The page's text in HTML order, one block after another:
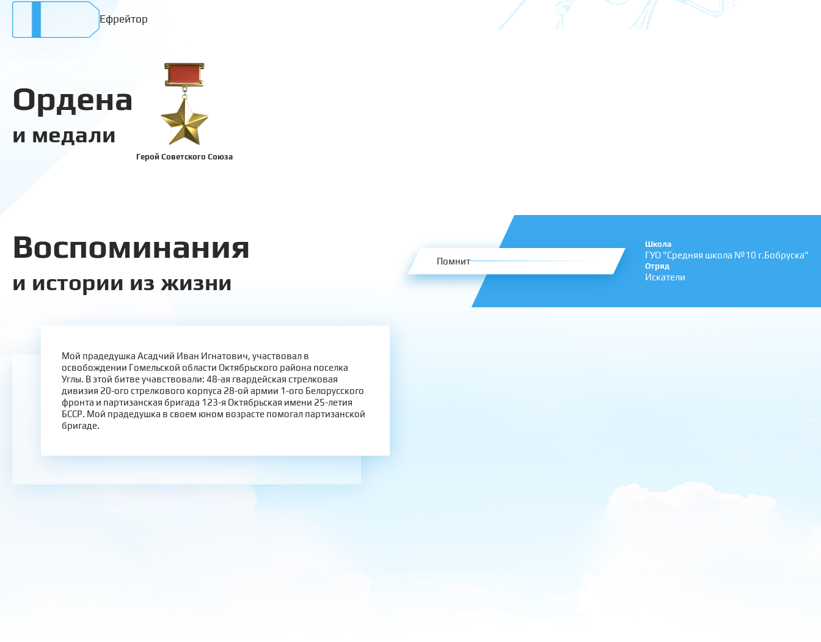
Ефрейтор
Ордена
и медали
Герой Советского Союза
Воспоминания
и истории из жизни
Помнит
Школа
ГУО "Средняя школа №10 г.Бобруска"
Отряд
Искатели
Мой прадедушка Асадчий Иван Игнатович, участвовал в
освобождении Гомельской области Октябрьского района поселка
Углы. В этой битве учавствовали: 48-ая гвардейская стрелковая
дивизия 20-ого стрелкового корпуса 28-ой армии 1-ого Белорусского
фронта и партизанская бригада 123-я Октябрьская имени 25-летия
БССР. Мой прадедушка в своем юном возрасте помогал партизанской
бригаде.